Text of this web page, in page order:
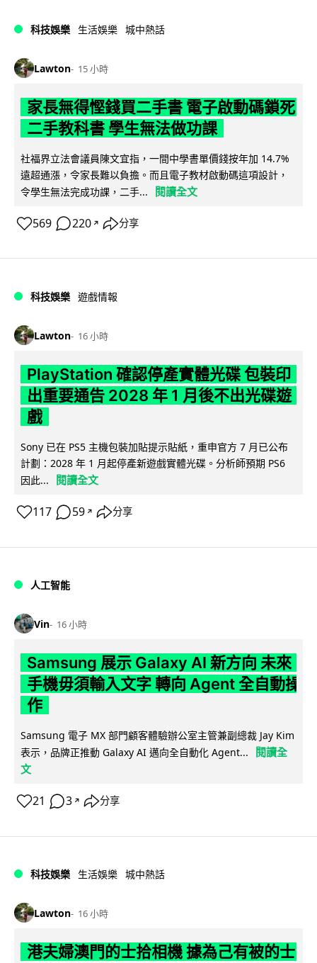
科技娛樂 生活娛樂 城中熱話
Lawton 15 小時
家長無得慳錢買二手書 電子啟動碼鎖死
二手教科書 學生無法做功課
社福界立法會議員陳文宜指，一間中學書單價錢按年加 14.7%
遠超通漲，令家長難以負擔。而且電子教材啟動碼這項設計，
令學生無法完成功課，二手...
閱讀全文
569 220 ↗ 分享
科技娛樂 遊戲情報
Lawton 16 小時
PlayStation 確認停產實體光碟 包裝印
出重要通告 2028 年 1 月後不出光碟遊
戲
Sony 已在 PS5 主機包裝加貼提示貼紙，重申官方 7 月已公布
計劃：2028 年 1 月起停產新遊戲實體光碟。分析師預期 PS6
因此...
閱讀全文
117 59 ↗ 分享
人工智能
Vin 16 小時
Samsung 展示 Galaxy AI 新方向 未來
手機毋須輸入文字 轉向 Agent 全自動操
作
Samsung 電子 MX 部門顧客體驗辦公室主管兼副總裁 Jay Kim
表示，品牌正推動 Galaxy AI 邁向全自動化 Agent...
閱讀全
文
21 3 ↗ 分享
科技娛樂 生活娛樂 城中熱話
Lawton 16 小時
港夫婦澳門的士拾相機 據為己有被的士